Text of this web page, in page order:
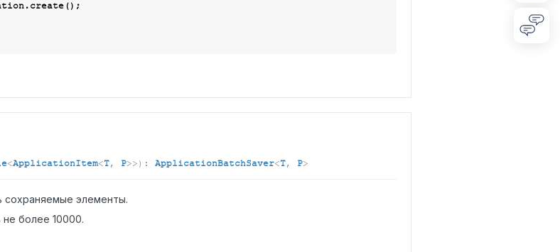
<ApplicationItem<T, P>>) : ApplicationBatchSaver<T, P>
сохраняемые элементы.
более 10000.